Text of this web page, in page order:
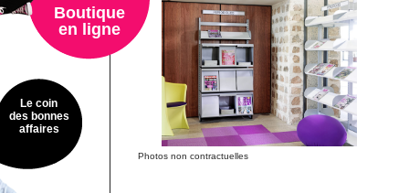
Photos non contractuelles
Boutique
en ligne
Le coin
des bonnes
affaires